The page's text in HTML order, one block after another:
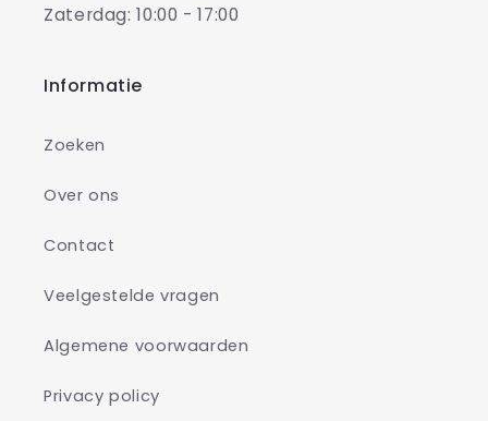
Zaterdag: 10:00 - 17:00
Informatie
Zoeken
Over ons
Contact
Veelgestelde vragen
Algemene voorwaarden
Privacy policy